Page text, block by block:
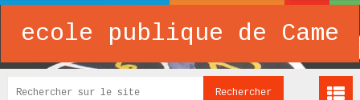
ecole publique de Came